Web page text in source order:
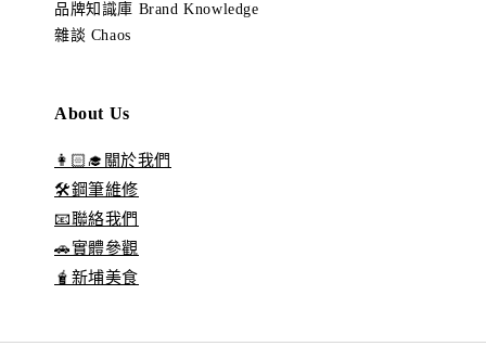
品牌知識庫 Brand Knowledge
雜談 Chaos
About Us
👩🏻‍🎓關於我們
🛠️鋼筆維修
📧聯絡我們
🚗實體參觀
🧋新埔美食